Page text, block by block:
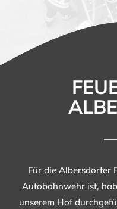
Für die Albersdorfer
Autobahnwehr ist,
unserem Hof